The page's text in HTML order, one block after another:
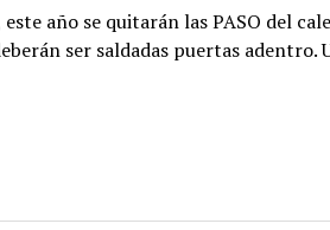
año se quitarán las PASO del
ser saldadas puertas adentro.